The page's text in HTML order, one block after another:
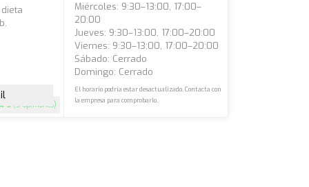
5 (5 opiniones)
Miércoles: 9:30–13:00, 17:00–
20:00
Jueves: 9:30–13:00, 17:00–20:00
Viernes: 9:30–13:00, 17:00–20:00
Sábado: Cerrado
Domingo: Cerrado
El horario podría estar desactualizado. Contacta con
la empresa para comprobarlo.